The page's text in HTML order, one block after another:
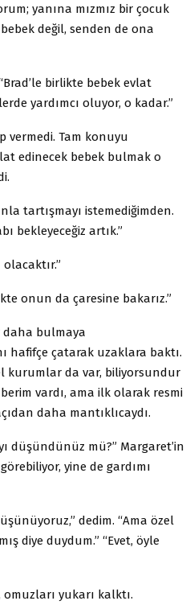
yanına mızmız bir çocuk
değil, senden de ona
birlikte bebek evlat
yardımcı oluyor, o kadar.”
vermedi. Tam konuyu
edinecek bebek bulmak o
tartışmayı istemediğimden.
bekleyeceğiz artık.”
onun da çaresine bakarız.”
daha bulmaya
hafifçe çatarak uzaklara baktı.
kurumlar da var, biliyorsundur
vardı, ama ilk olarak resmi
daha mantıklıcaydı.
düşündünüz mü?” Margaret’in
yine de gardımı
dedim. “Ama özel
diye duydum.” “Evet, öyle
yukarı kalktı.